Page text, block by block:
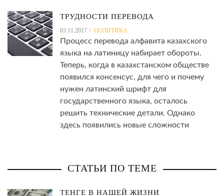
ТРУДНОСТИ ПЕРЕВОДА
03.11.2017 ПОЛИТИКА
Процесс перевода алфавита казахского
языка на латиницу набирает обороты.
Теперь, когда в казахстанском обществе
появился консенсус, для чего и почему
нужен латинский шрифт для
государственного языка, осталось
решить технические детали. Однако
здесь появились новые сложности
СТАТЬИ ПО ТЕМЕ
ТЕНГЕ В НАШЕЙ ЖИЗНИ